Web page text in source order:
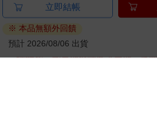
金石堂及銀行均不會請您操作ATM!
ATM提款機，請不要聽從指示，以免
退換貨須知：
**提醒您，鑑賞期不等於試用期，退
立即結帳
※ 本品無額外回饋
預計 2026/08/06 出貨